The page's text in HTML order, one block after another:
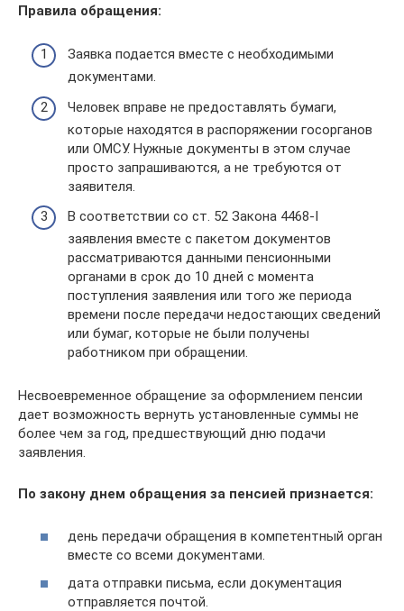
Правила обращения:
Заявка подается вместе с необходимыми
документами.
Человек вправе не предоставлять бумаги,
которые находятся в распоряжении госорганов
или ОМСУ. Нужные документы в этом случае
просто запрашиваются, а не требуются от
заявителя.
В соответствии со ст. 52 Закона 4468-I
заявления вместе с пакетом документов
рассматриваются данными пенсионными
органами в срок до 10 дней с момента
поступления заявления или того же периода
времени после передачи недостающих сведений
или бумаг, которые не были получены
работником при обращении.
Несвоевременное обращение за оформлением пенсии
дает возможность вернуть установленные суммы не
более чем за год, предшествующий дню подачи
заявления.
По закону днем обращения за пенсией признается:
день передачи обращения в компетентный орган
вместе со всеми документами.
дата отправки письма, если документация
отправляется почтой.